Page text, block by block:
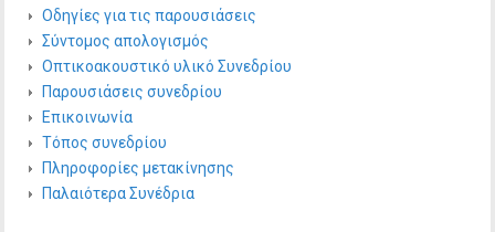
Οδηγίες για τις παρουσιάσεις
Σύντομος απολογισμός
Οπτικοακουστικό υλικό Συνεδρίου
Παρουσιάσεις συνεδρίου
Επικοινωνία
Τόπος συνεδρίου
Πληροφορίες μετακίνησης
Παλαιότερα Συνέδρια